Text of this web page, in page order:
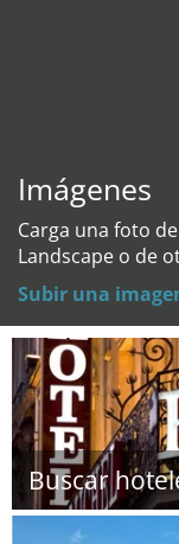
Imágenes
Carga una foto
Landscape o de
Subir una
Buscar